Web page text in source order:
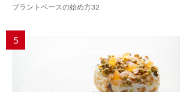
プラントベースの始め方32
5